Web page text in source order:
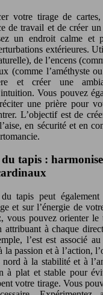
votre tirage de
de travail et de créer
un endroit calme et
extérieures.
de l’encens
(comme l’améthyste
et créer une
Vous pouvez
une prière pour
L’objectif est de
en sécurité et en
tapis :
tapis peut
et sur l’énergie de
vous pouvez orienter le
attribuant à chaque
l’est est associé
la passion et à l’action,
à la stabilité et à
à plat et stable pour
votre tirage. Vous